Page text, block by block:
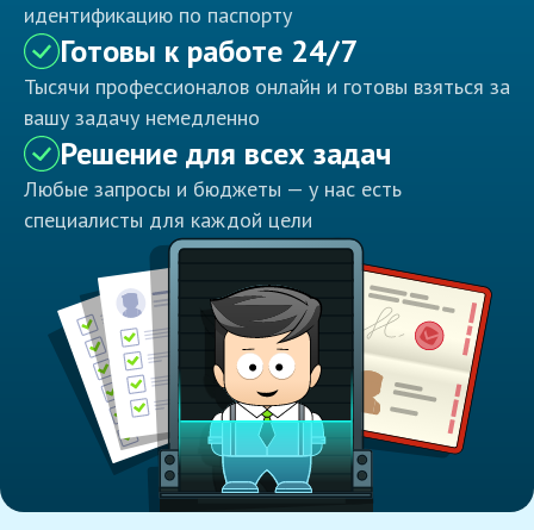
идентификацию по паспорту
Готовы к работе 24/7
Тысячи профессионалов онлайн и готовы взяться за
вашу задачу немедленно
Решение для всех задач
Любые запросы и бюджеты — у нас есть
специалисты для каждой цели